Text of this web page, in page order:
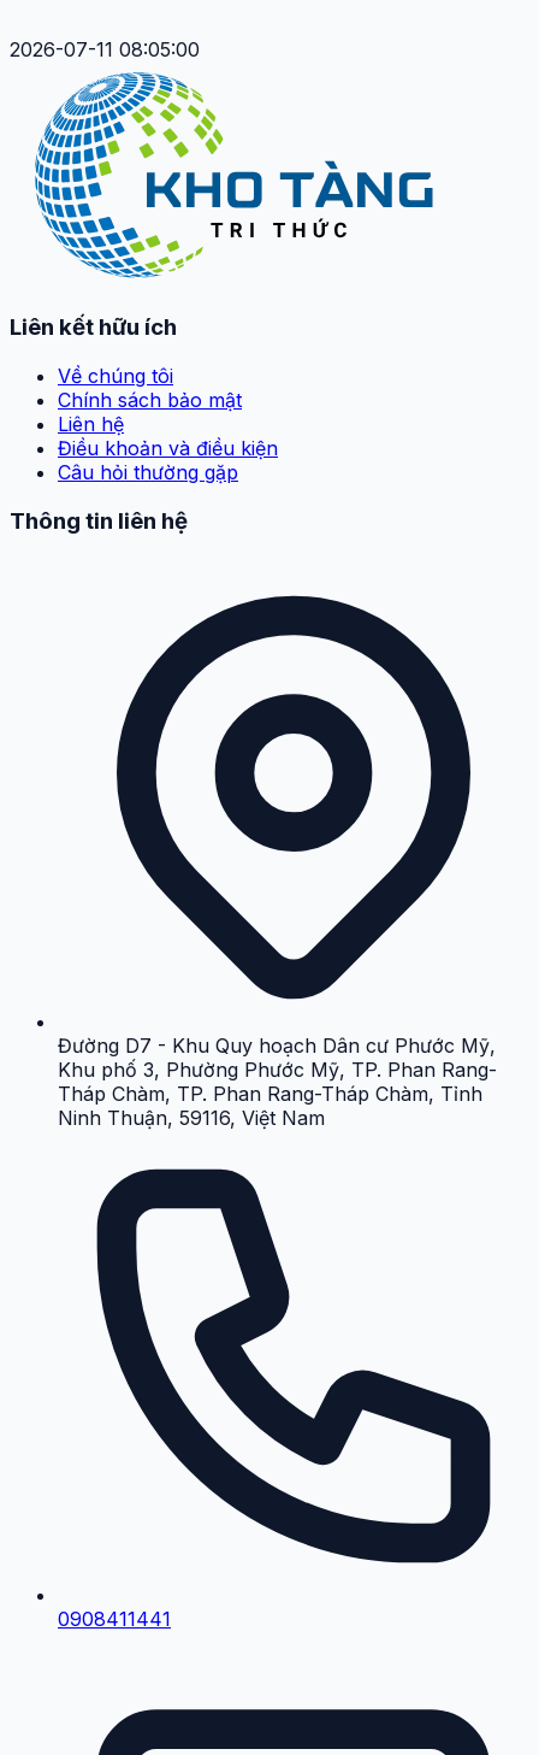
2026-07-11 08:05:00
Liên kết hữu ích
Về chúng tôi
Chính sách bảo mật
Liên hệ
Điều khoản và điều kiện
Câu hỏi thường gặp
Thông tin liên hệ
Đường D7 - Khu Quy hoạch Dân cư Phước Mỹ,
Khu phố 3, Phường Phước Mỹ, TP. Phan Rang-
Tháp Chàm, TP. Phan Rang-Tháp Chàm, Tỉnh
Ninh Thuận, 59116, Việt Nam
0908411441